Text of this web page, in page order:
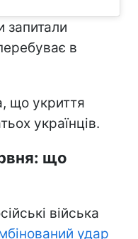
запитали
в
що укриття
українців.
що
війська
удар